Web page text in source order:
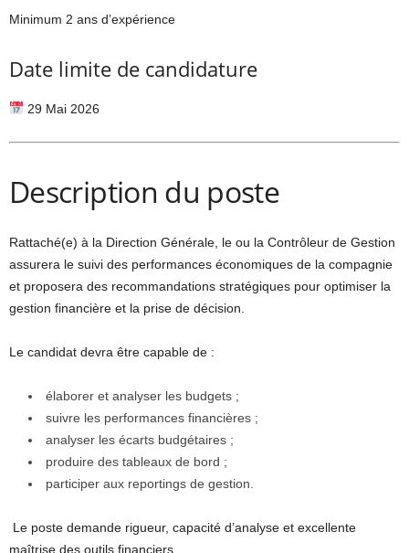
Minimum 2 ans d’expérience
Date limite de candidature
29 Mai 2026
Description du poste
Rattaché(e) à la Direction Générale, le ou la Contrôleur de Gestion
assurera le suivi des performances économiques de la compagnie
et proposera des recommandations stratégiques pour optimiser la
gestion financière et la prise de décision.
Le candidat devra être capable de :
élaborer et analyser les budgets ;
suivre les performances financières ;
analyser les écarts budgétaires ;
produire des tableaux de bord ;
participer aux reportings de gestion.
Le poste demande rigueur, capacité d’analyse et excellente
maîtrise des outils financiers.